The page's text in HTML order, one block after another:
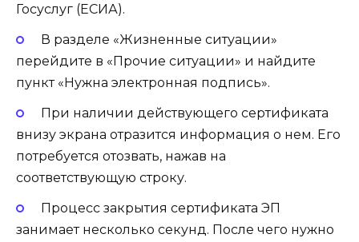
Госуслуг (ЕСИА).
В разделе «Жизненные ситуации»
перейдите в «Прочие ситуации» и найдите
пункт «Нужна электронная подпись».
При наличии действующего сертификата
внизу экрана отразится информация о нем. Его
потребуется отозвать, нажав на
соответствующую строку.
Процесс закрытия сертификата ЭП
занимает несколько секунд. После чего нужно